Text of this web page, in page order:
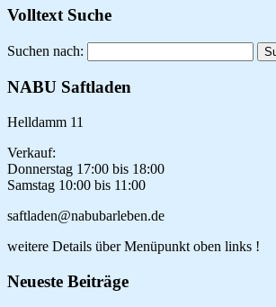
Volltext Suche
Suchen nach:
NABU Saftladen
Helldamm 11
Verkauf:
Donnerstag 17:00 bis 18:00
Samstag 10:00 bis 11:00
saftladen@nabubarleben.de
weitere Details über Menüpunkt oben links !
Neueste Beiträge